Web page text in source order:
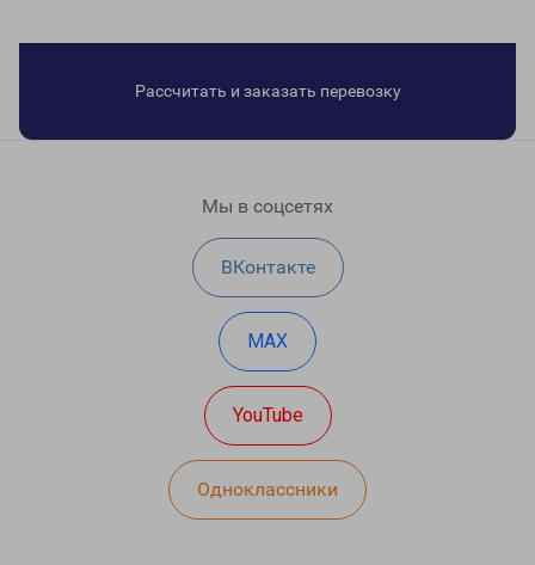
Рассчитать и заказать перевозку
Мы в соцсетях
ВКонтакте
MAX
YouTube
Одноклассники